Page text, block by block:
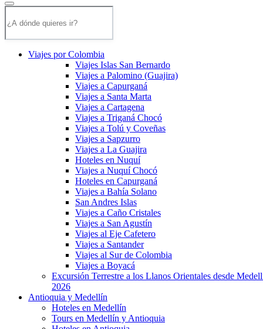
Viajes por Colombia
Viajes Islas San Bernardo
Viajes a Palomino (Guajira)
Viajes a Capurganá
Viajes a Santa Marta
Viajes a Cartagena
Viajes a Triganá Chocó
Viajes a Tolú y Coveñas
Viajes a Sapzurro
Viajes a La Guajira
Hoteles en Nuquí
Viajes a Nuquí Chocó
Hoteles en Capurganá
Viajes a Bahía Solano
San Andres Islas
Viajes a Caño Cristales
Viajes a San Agustín
Viajes al Eje Cafetero
Viajes a Santander
Viajes al Sur de Colombia
Viajes a Boyacá
Excursión Terrestre a los Llanos Orientales desde
2026
Antioquia y Medellín
Hoteles en Medellín
Tours en Medellín y Antioquia